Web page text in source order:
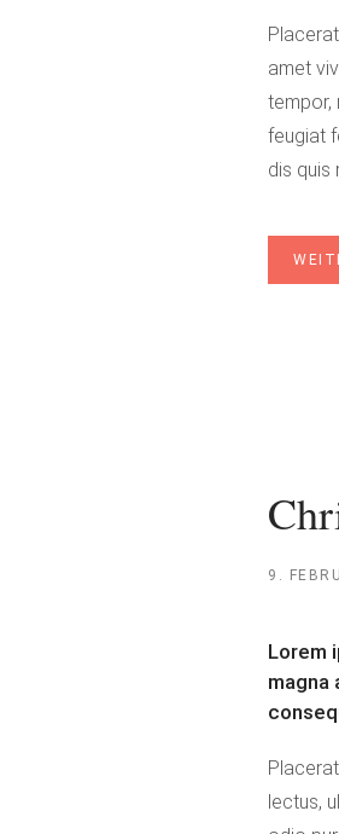
amet
tempor,
feugiat
dis quis
sapien,
Lorem a,
fusce
9.
Lorem
magna
lectus,